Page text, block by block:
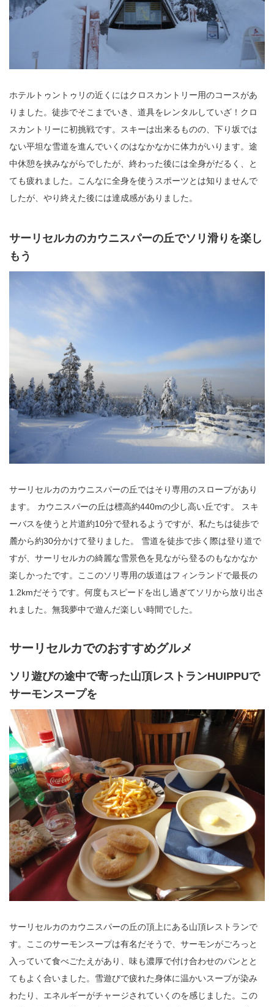
ホテルトゥントゥリの近くにはクロスカントリー用のコースがあ
りました。徒歩でそこまでいき、道具をレンタルしていざ！クロ
スカントリーに初挑戦です。スキーは出来るものの、下り坂では
ない平坦な雪道を進んでいくのはなかなかに体力がいります。途
中休憩を挟みながらでしたが、終わった後には全身がだるく、と
ても疲れました。こんなに全身を使うスポーツとは知りませんで
したが、やり終えた後には達成感がありました。
サーリセルカのカウニスパーの丘でソリ滑りを楽し
もう
サーリセルカのカウニスパーの丘ではそり専用のスロープがあり
ます。 カウニスパーの丘は標高約440mの少し高い丘です。 スキ
ーバスを使うと片道約10分で登れるようですが、私たちは徒歩で
麓から約30分かけて登りました。 雪道を徒歩で歩く際は登り道で
すが、サーリセルカの綺麗な雪景色を見ながら登るのもなかなか
楽しかったです。ここのソリ専用の坂道はフィンランドで最長の
1.2kmだそうです。何度もスピードを出し過ぎてソリから放り出さ
れました。無我夢中で遊んだ楽しい時間でした。
サーリセルカでのおすすめグルメ
ソリ遊びの途中で寄った山頂レストランHUIPPUで
サーモンスープを
サーリセルカのカウニスパーの丘の頂上にある山頂レストランで
す。ここのサーモンスープは有名だそうで、サーモンがごろっと
入っていて食べごたえがあり、味も濃厚で付け合わせのパンとと
てもよく合いました。雪遊びで疲れた身体に温かいスープが染み
わたり、エネルギーがチャージされていくのを感じました。この